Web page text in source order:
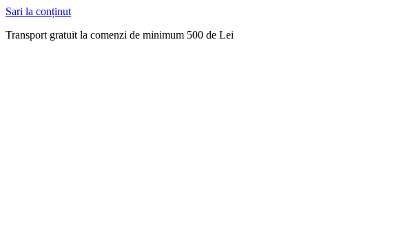
Sari la conținut
Transport gratuit la comenzi de minimum 500 de Lei